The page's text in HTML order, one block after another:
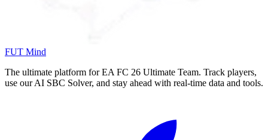
FUT Mind
The ultimate platform for EA FC 26 Ultimate Team. Track players,
use our AI SBC Solver, and stay ahead with real-time data and tools.